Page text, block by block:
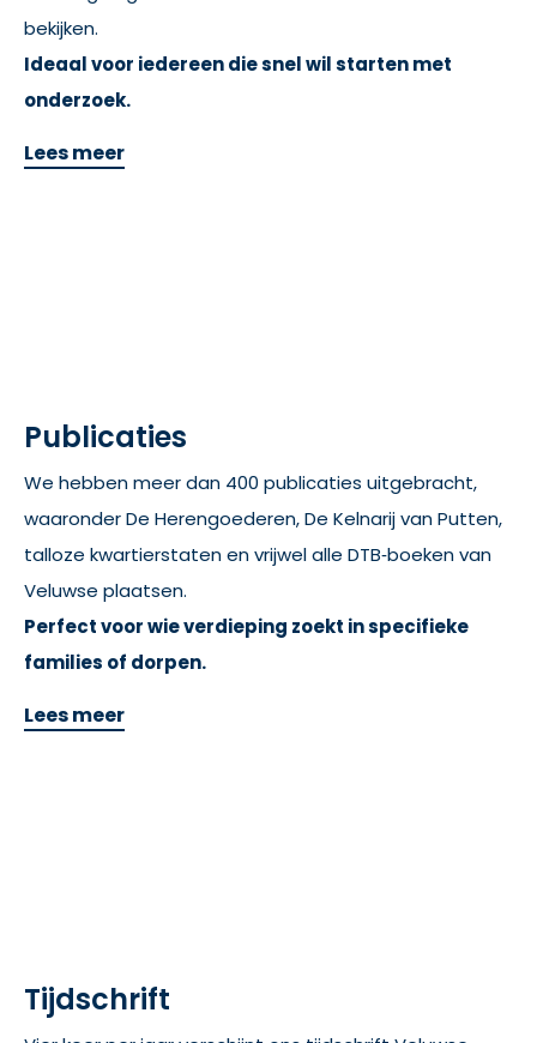
bekijken.
Ideaal voor iedereen die snel wil starten met
onderzoek.
Lees meer
Publicaties
We hebben meer dan 400 publicaties uitgebracht,
waaronder De Herengoederen, De Kelnarij van Putten,
talloze kwartierstaten en vrijwel alle DTB‑boeken van
Veluwse plaatsen.
Perfect voor wie verdieping zoekt in specifieke
families of dorpen.
Lees meer
Tijdschrift